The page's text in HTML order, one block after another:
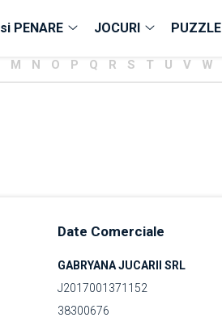
PENARE JOCURI PUZZLE
M N O P Q R S T U V W
Date Comerciale
GABRYANA JUCARII SRL
J2017001371152
38300676